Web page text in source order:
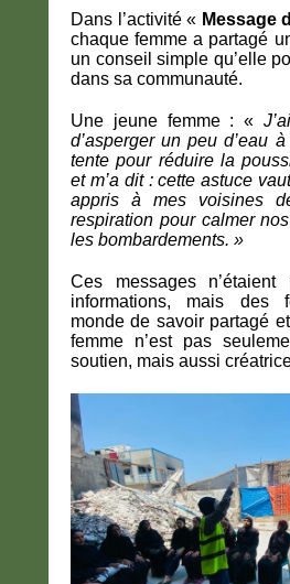
Dans l’activité « Message
chaque femme a partagé
un conseil simple qu’elle
dans sa communauté.
Une jeune femme : «
d’asperger un peu d’eau
tente pour réduire la
et m’a dit : cette astuce
appris à mes voisines
respiration pour calmer
les bombardements. »
Ces messages
informations, mais des
monde de savoir partagé
femme n’est pas
soutien, mais aussi